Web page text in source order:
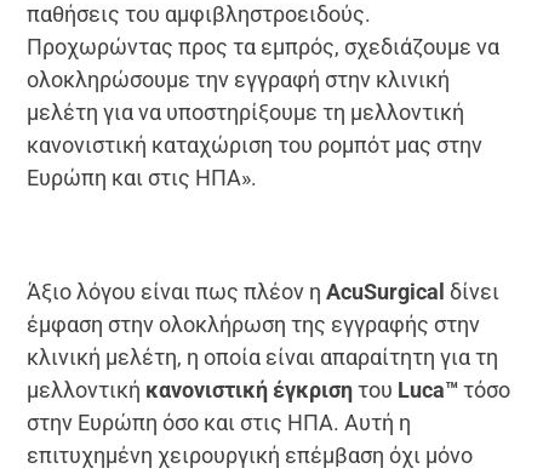
παθήσεις του αμφιβληστροειδούς.
Προχωρώντας προς τα εμπρός, σχεδιάζουμε να
ολοκληρώσουμε την εγγραφή στην κλινική
μελέτη για να υποστηρίξουμε τη μελλοντική
κανονιστική καταχώριση του ρομπότ μας στην
Ευρώπη και στις ΗΠΑ».
Άξιο λόγου είναι πως πλέον ηAcuSurgical δίνει
έμφαση στην ολοκλήρωση της εγγραφής στην
κλινική μελέτη, η οποία είναι απαραίτητη για τη
μελλοντική κανονιστική έγκρισητου Luca™ τόσο
στην Ευρώπη όσο και στις ΗΠΑ. Αυτή η
επιτυχημένη χειρουργική επέμβαση όχι μόνο